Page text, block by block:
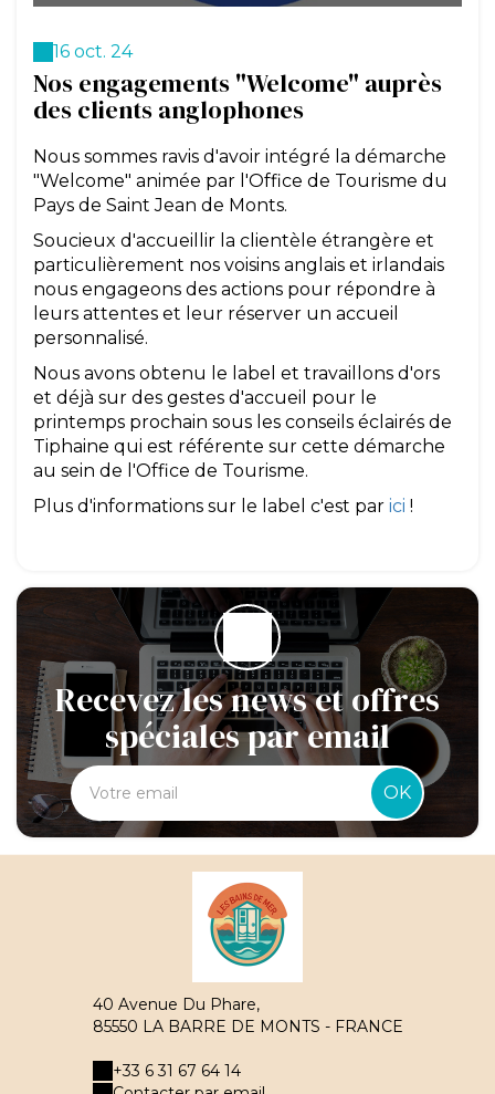
16 oct. 24
Nos engagements "Welcome" auprès
des clients anglophones
Nous sommes ravis d'avoir intégré la démarche
"Welcome" animée par l'Office de Tourisme du
Pays de Saint Jean de Monts.
Soucieux d'accueillir la clientèle étrangère et
particulièrement nos voisins anglais et irlandais
nous engageons des actions pour répondre à
leurs attentes et leur réserver un accueil
personnalisé.
Nous avons obtenu le label et travaillons d'ors
et déjà sur des gestes d'accueil pour le
printemps prochain sous les conseils éclairés de
Tiphaine qui est référente sur cette démarche
au sein de l'Office de Tourisme.
Plus d'informations sur le label c'est par ici !
Recevez les news et offres
spéciales par email
OK
40 Avenue Du Phare,
85550 LA BARRE DE MONTS - FRANCE
+33 6 31 67 64 14